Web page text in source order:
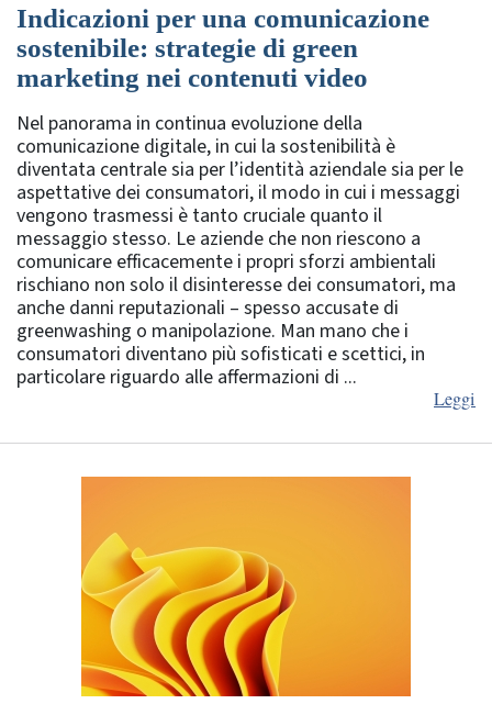
Indicazioni per una comunicazione
sostenibile: strategie di green
marketing nei contenuti video
Nel panorama in continua evoluzione della
comunicazione digitale, in cui la sostenibilità è
diventata centrale sia per l’identità aziendale sia per le
aspettative dei consumatori, il modo in cui i messaggi
vengono trasmessi è tanto cruciale quanto il
messaggio stesso. Le aziende che non riescono a
comunicare efficacemente i propri sforzi ambientali
rischiano non solo il disinteresse dei consumatori, ma
anche danni reputazionali – spesso accusate di
greenwashing o manipolazione. Man mano che i
consumatori diventano più sofisticati e scettici, in
particolare riguardo alle affermazioni di ...
Leggi